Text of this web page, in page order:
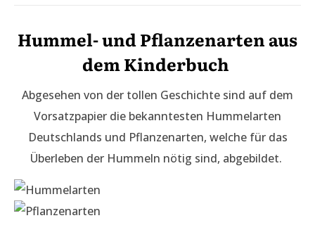
Hummel- und Pflanzenarten aus
dem Kinderbuch
Abgesehen von der tollen Geschichte sind auf dem
Vorsatzpapier die bekanntesten Hummelarten
Deutschlands und Pflanzenarten, welche für das
Überleben der Hummeln nötig sind, abgebildet.